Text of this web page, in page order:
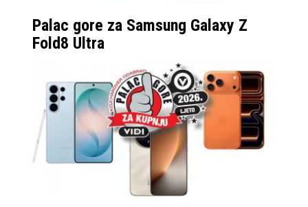
Palac gore za Samsung Galaxy Z
Fold8 Ultra